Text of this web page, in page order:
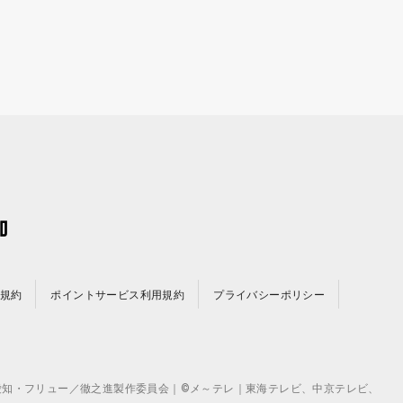
約 ポイントサービス利用規約 プライバシーポリシー
フリュー／徹之進製作委員会｜©メ～テレ｜東海テレビ、中京テレビ、